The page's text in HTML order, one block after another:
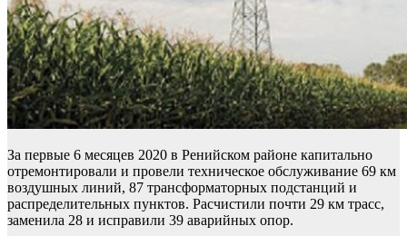
За первые 6 месяцев 2020 в Ренийском районе капитально
отремонтировали и провели техническое обслуживание 69 км
воздушных линий, 87 трансформаторных подстанций и
распределительных пунктов. Расчистили почти 29 км трасс,
заменила 28 и исправили 39 аварийных опор.